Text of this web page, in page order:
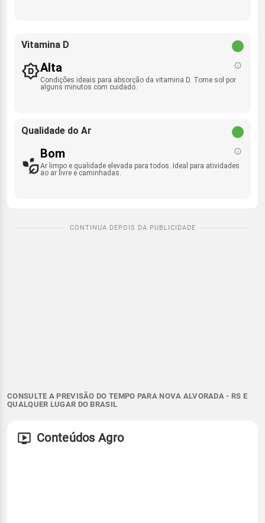
Vitamina D
Alta
Condições ideais para absorção da vitamina D. Tome sol por
alguns minutos com cuidado.
Qualidade do Ar
Bom
Ar limpo e qualidade elevada para todos. Ideal para atividades
ao ar livre e caminhadas.
CONSULTE A PREVISÃO DO TEMPO PARA NOVA ALVORADA - RS E
QUALQUER LUGAR DO BRASIL
Conteúdos Agro